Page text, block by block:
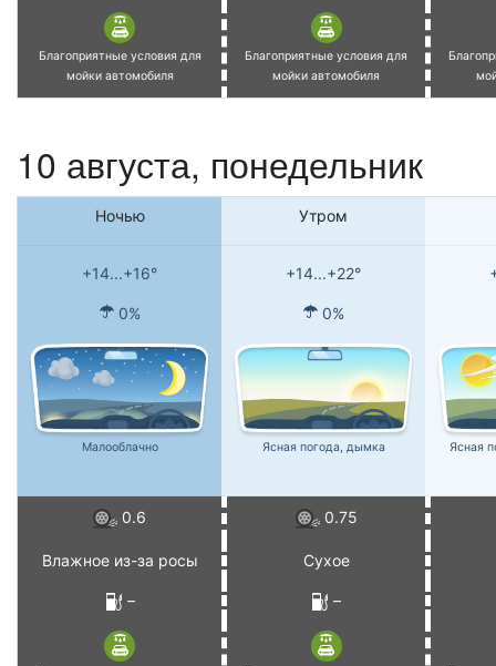
Благоприятные условия для
мойки автомобиля
Благоприятные условия для
мойки автомобиля
10 августа, понедельник
Ночью Утром
+14...+16° +14...+22°
0% 0%
Малооблачно Ясная погода, дымка Ясная
0.6 0.75
Влажное из-за росы Сухое
– –